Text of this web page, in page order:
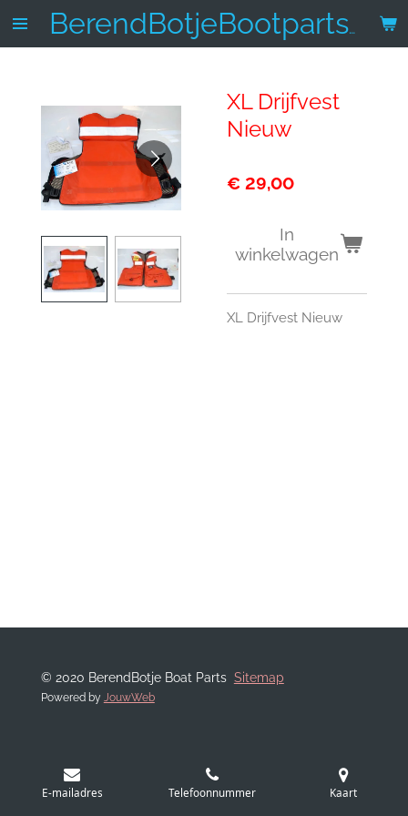
Ga
BerendBotjeBootparts.nl
XL Drijfvest
Nieuw
€ 29,00
In
winkelwagen
XL Drijfvest Nieuw
© 2020 BerendBotje Boat Parts Sitemap
Powered by JouwWeb
E-mailadres Telefoonnummer Kaart